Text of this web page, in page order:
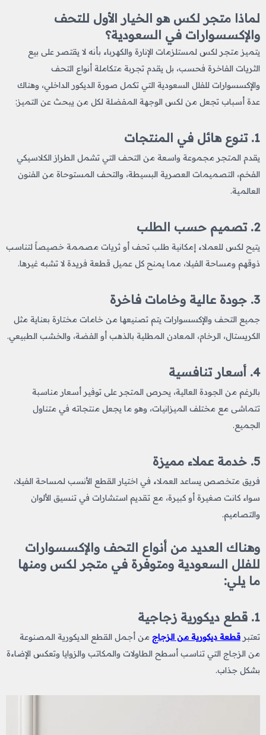
لماذا متجر لكس هو الخيار الأول للتحف
والإكسسوارات في السعودية؟
يتميز متجر لكس لمستلزمات الإنارة والكهرباء بأنه لا يقتصر على بيع
الثريات الفاخرة فحسب، بل يقدم تجربة متكاملة أنواع التحف
والإكسسوارات للفلل السعودية التي تكمل صورة الديكور الداخلي، وهناك
عدة أسباب تجعل من لكس الوجهة المفضلة لكل من يبحث عن التميز:
1. تنوع هائل في المنتجات
يقدم المتجر مجموعة واسعة من التحف التي تشمل الطراز الكلاسيكي
الفخم، التصميمات العصرية البسيطة، والتحف المستوحاة من الفنون
العالمية.
2. تصميم حسب الطلب
يتيح لكس للعملاء إمكانية طلب تحف أو ثريات مصممة خصيصاً لتناسب
ذوقهم ومساحة الفيلا، مما يمنح كل عميل قطعة فريدة لا تشبه غيرها.
3. جودة عالية وخامات فاخرة
جميع التحف والإكسسوارات يتم تصنيعها من خامات مختارة بعناية مثل
الكريستال، الرخام، المعادن المطلية بالذهب أو الفضة، والخشب الطبيعي.
4. أسعار تنافسية
بالرغم من الجودة العالية، يحرص المتجر على توفير أسعار مناسبة
تتماشى مع مختلف الميزانيات، وهو ما يجعل منتجاته في متناول
الجميع.
5. خدمة عملاء مميزة
فريق متخصص يساعد العملاء في اختيار القطع الأنسب لمساحة الفيلا،
سواء كانت صغيرة أو كبيرة، مع تقديم استشارات في تنسيق الألوان
والتصاميم.
وهناك العديد من أنواع التحف والإكسسوارات
للفلل السعودية ومتوفرة في متجر لكس ومنها
ما يلي:
1. قطع ديكورية زجاجية
تعتبر قطعة ديكورية من الزجاج من أجمل القطع الديكورية المصنوعة
من الزجاج التي تناسب أسطح الطاولات والمكاتب والزوايا وتعكس الإضاءة
بشكل جذاب.